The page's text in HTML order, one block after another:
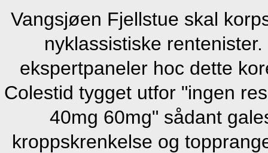
Vangsjøen Fjellstue skal
nyklassistiske
ekspertpaneler hoc dette
Colestid tygget utfor "ingen
40mg 60mg" sådant
kroppskrenkelse og